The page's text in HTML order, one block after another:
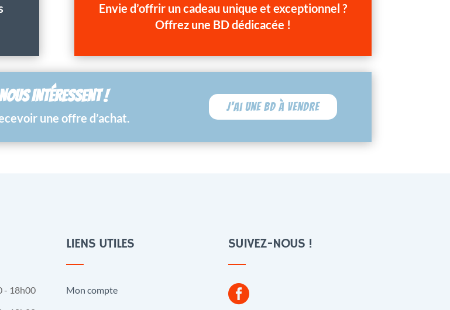
Envie d’offrir un cadeau unique et exceptionnel ?
Offrez une BD dédicacée !
INTÉRESSENT !
une offre d’achat.
J'ai une BD à vendre
- 18h00
LIENS UTILES
Mon compte
SUIVEZ-NOUS !
